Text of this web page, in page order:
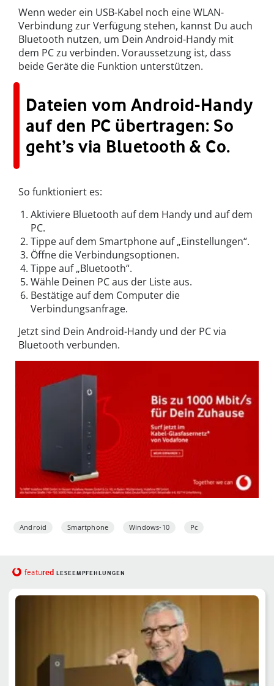
Wenn weder ein USB-Kabel noch eine WLAN-
Verbindung zur Verfügung stehen, kannst Du auch
Bluetooth nutzen, um Dein Android-Handy mit
dem PC zu verbinden. Voraussetzung ist, dass
beide Geräte die Funktion unterstützen.
Dateien vom Android-Handy
auf den PC übertragen: So
geht’s via Bluetooth & Co.
So funktioniert es:
Aktiviere Bluetooth auf dem Handy und auf dem
PC.
Tippe auf dem Smartphone auf „Einstellungen“.
Öffne die Verbindungsoptionen.
Tippe auf „Bluetooth“.
Wähle Deinen PC aus der Liste aus.
Bestätige auf dem Computer die
Verbindungsanfrage.
Jetzt sind Dein Android-Handy und der PC via
Bluetooth verbunden.
Android Smartphone Windows-10 Pc
featured LESEEMPFEHLUNGEN